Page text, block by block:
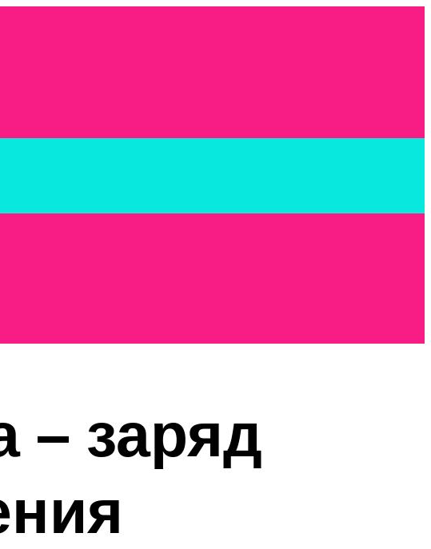
– заряд